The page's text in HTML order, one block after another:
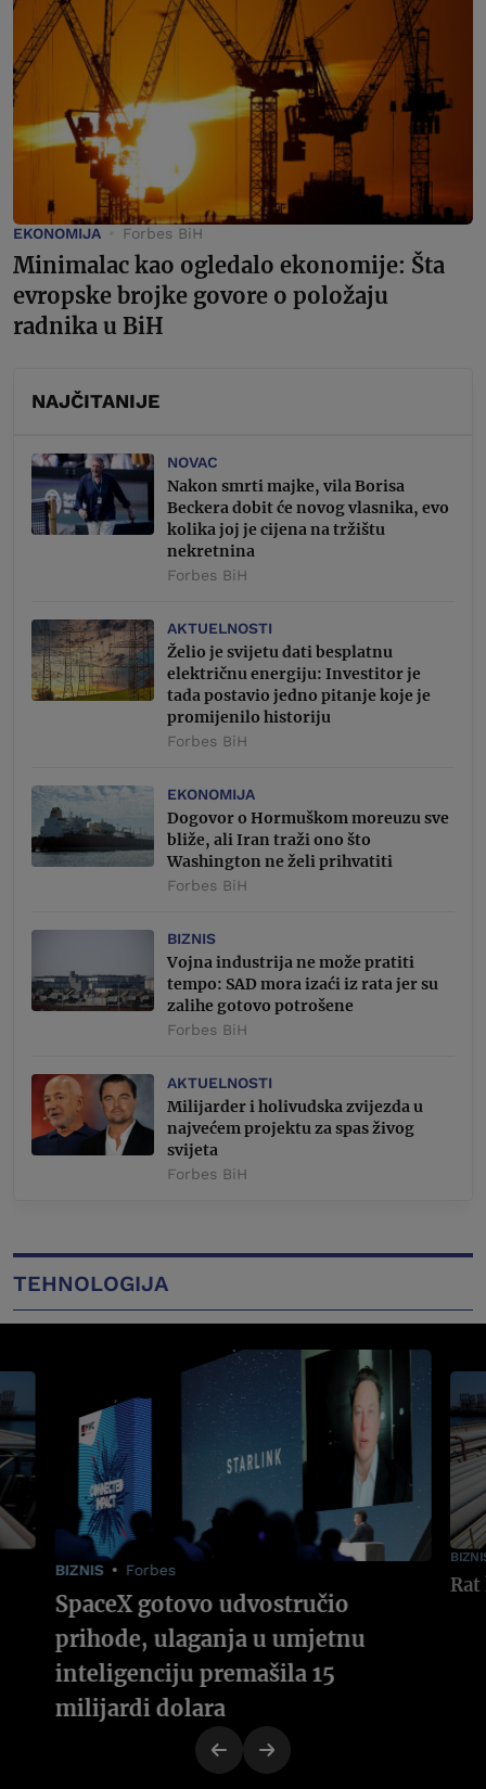
EKONOMIJA Forbes BiH
Minimalac kao ogledalo ekonomije: Šta
evropske brojke govore o položaju
radnika u BiH
NAJČITANIJE
NOVAC
Nakon smrti majke, vila Borisa
Beckera dobit će novog vlasnika, evo
kolika joj je cijena na tržištu
nekretnina
Forbes BiH
AKTUELNOSTI
Želio je svijetu dati besplatnu
električnu energiju: Investitor je
tada postavio jedno pitanje koje je
promijenilo historiju
Forbes BiH
EKONOMIJA
Dogovor o Hormuškom moreuzu sve
bliže, ali Iran traži ono što
Washington ne želi prihvatiti
Forbes BiH
BIZNIS
Vojna industrija ne može pratiti
tempo: SAD mora izaći iz rata jer su
zalihe gotovo potrošene
Forbes BiH
AKTUELNOSTI
Milijarder i holivudska zvijezda u
najvećem projektu za spas živog
svijeta
Forbes BiH
TEHNOLOGIJA
BIZNIS Forbes
SpaceX gotovo udvostručio
prihode, ulaganja u umjetnu
inteligenciju premašila 15
milijardi dolara